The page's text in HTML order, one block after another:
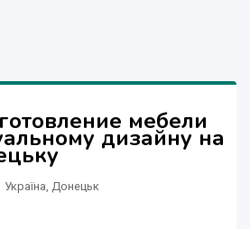
мебели
дизайну на
Україна Донецьк